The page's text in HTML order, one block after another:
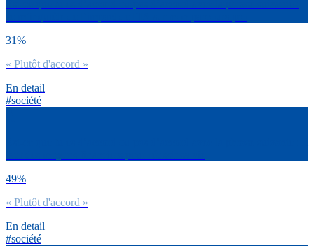
31%
« Plutôt d'accord »
En detail
#société
49%
« Plutôt d'accord »
En detail
#société